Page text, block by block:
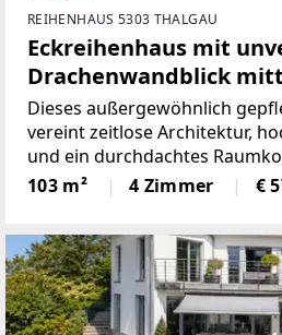
REIHENHAUS 5303 THALGAU
Eckreihenhaus mit
Drachenwandblick
Dieses außergewöhnlich
vereint zeitlose Architektur,
und ein durchdachtes
Zuhause mit besonderem
gelungene Kombination aus
103 m² 4 Zimmer €